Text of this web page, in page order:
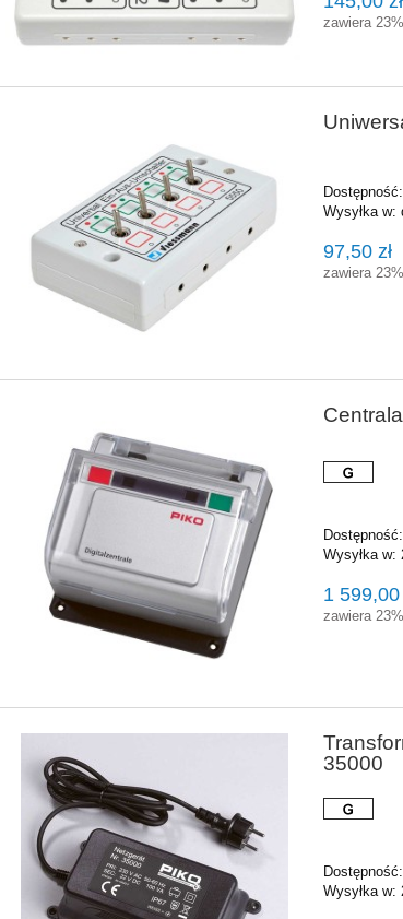
zawiera
Dostępność:
Wysyłka w:
97,50 zł
zawiera
Dostępność:
Wysyłka w:
1 599,00
zawiera
35000
Dostępność:
Wysyłka w: